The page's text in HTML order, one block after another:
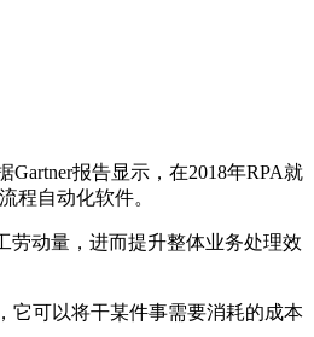
报告显示，在2018年RPA就
程自动化软件。
劳动量，进而提升整体业务处理效
它可以将干某件事需要消耗的成本